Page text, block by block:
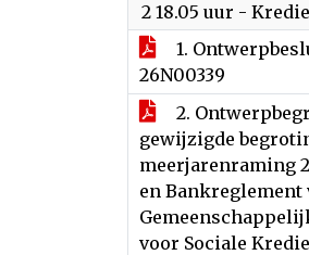
2 18.05 uur -
1.
26N00339
2.
gewijzigde
meerjarenraming
en Bankreglement
voor Sociale